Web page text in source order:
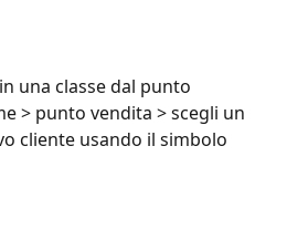
una classe dal punto
> punto vendita > scegli un
cliente usando il simbolo